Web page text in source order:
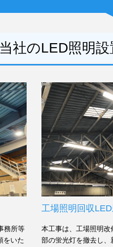
当社のLED照明
務所等
をいた
工場照明回収
本工事は、工場照明
部の蛍光灯を撤去し、